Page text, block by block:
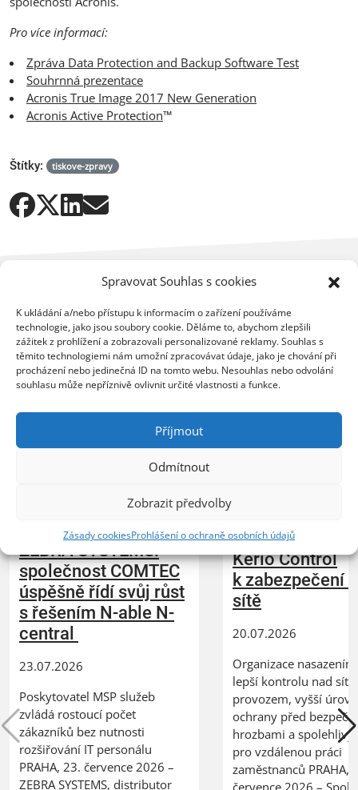
Spravovat Souhlas s cookies
K ukládání a/nebo přístupu k informacím o zařízení používáme
technologie, jako jsou soubory cookie. Děláme to, abychom zlepšili
zážitek z prohlížení a zobrazovali personalizované reklamy. Souhlas s
těmito technologiemi nám umožní zpracovávat údaje, jako je chování při
procházení nebo jedinečná ID na tomto webu. Nesouhlas nebo odvolání
souhlasu může nepříznivě ovlivnit určité vlastnosti a funkce.
Příjmout
Odmítnout
Zobrazit předvolby
Zásady cookiesProhlášení o ochraně osobních údajů
Pro více informací:
Zpráva Data Protection and Backup Software Test
Souhrnná prezentace
Acronis True Image 2017 New Generation
Acronis Active Protection™
Štítky: tiskove-zpravy
Mohlo by vás dále zajímat
ZEBRA SYSTEMS:
společnost COMTEC
úspěšně řídí svůj růst
s řešením N-able N-
central
23.07.2026
Poskytovatel MSP služeb
zvládá rostoucí počet
zákazníků bez nutnosti
rozšiřování IT personálu
PRAHA, 23. července 2026 –
ZEBRA SYSTEMS, distributor
XERTEC
Kerio Control
k zabezpečení
sítě
20.07.2026
Organizace
lepší kontrolu nad
provozem, vyšší
ochrany před
hrozbami a spolehlivý
pro vzdálenou práci
zaměstnanců PRAHA,
července 2026 –